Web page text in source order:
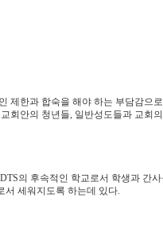
제한과 합숙을 해야 하는 부담감으
회안의 청년들, 일반성도들과 교회
의 후속적인 학교로서 학생과 간
서 세워지도록 하는데 있다.